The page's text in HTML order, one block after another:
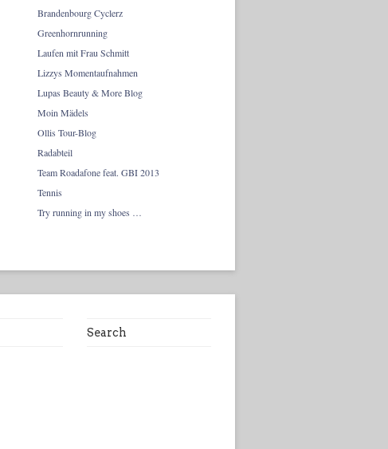
Brandenbourg Cyclerz
Greenhornrunning
Laufen mit Frau Schmitt
Lizzys Momentaufnahmen
Lupas Beauty & More Blog
Moin Mädels
Ollis Tour-Blog
Radabteil
Team Roadafone feat. GBI 2013
Tennis
Try running in my shoes …
Search